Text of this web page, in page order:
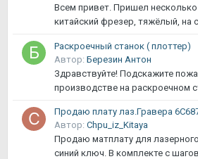
Всем привет. Пришел
китайский фрезер, тяжёлый, на
Раскроечный станок ( плоттер)
Автор: Березин Антон
Здравствуйте! Подскажите
производстве на раскроечном
Автор: Chpu_iz_Kitaya
Продаю матплату для
синий ключ. В комплекте с